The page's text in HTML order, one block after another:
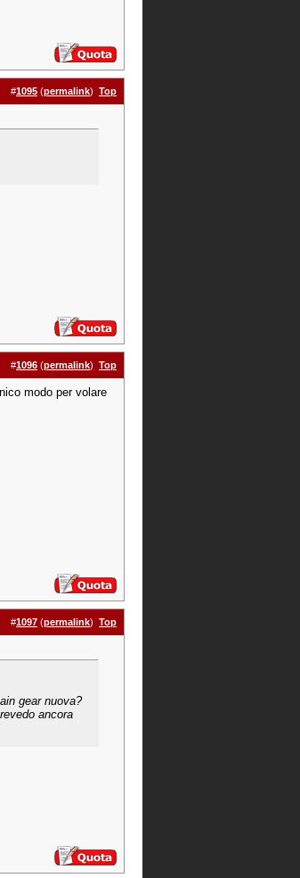
#1095 (permalink) Top
#1096 (permalink) Top
modo per volare
#1097 (permalink) Top
gear nuova?
ancora